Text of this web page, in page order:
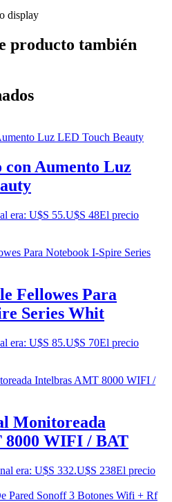
display
producto también
con Aumento Luz
era: U$S 55.U$S 48El precio
Fellowes Para
Series Whit
era: U$S 85.U$S 70El precio
Monitoreada
WIFI / BAT
era: U$S 332.U$S 238El precio